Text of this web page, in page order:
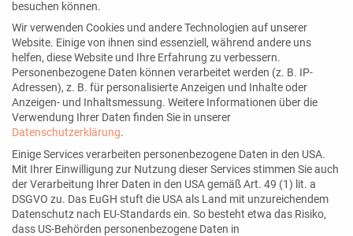
Seiten
Blog
Kontakt
Über mich
Mein Angebot
besuchen können.
Wir verwenden Cookies und andere Technologien auf unserer
Website. Einige von ihnen sind essenziell, während andere uns
helfen, diese Website und Ihre Erfahrung zu verbessern.
Personenbezogene Daten können verarbeitet werden (z. B. IP-
Adressen), z. B. für personalisierte Anzeigen und Inhalte oder
Anzeigen- und Inhaltsmessung. Weitere Informationen über die
Verwendung Ihrer Daten finden Sie in unserer
Datenschutzerklärung.
Einige Services verarbeiten personenbezogene Daten in den USA.
Mit Ihrer Einwilligung zur Nutzung dieser Services stimmen Sie auch
der Verarbeitung Ihrer Daten in den USA gemäß Art. 49 (1) lit. a
DSGVO zu. Das EuGH stuft die USA als Land mit unzureichendem
Datenschutz nach EU-Standards ein. So besteht etwa das Risiko,
dass US-Behörden personenbezogene Daten in